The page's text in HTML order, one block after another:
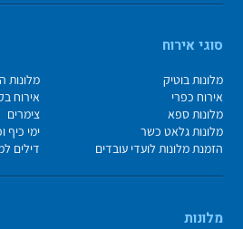
סוגי אירוח
מלונות בוטיק
מלונות
אירוח כפרי
אירוח
מלונות ספא
צימרים
מלונות גלאט כשר
ימי כיף
הזמנת מלונות לועדי עובדים
דילים
מלונות